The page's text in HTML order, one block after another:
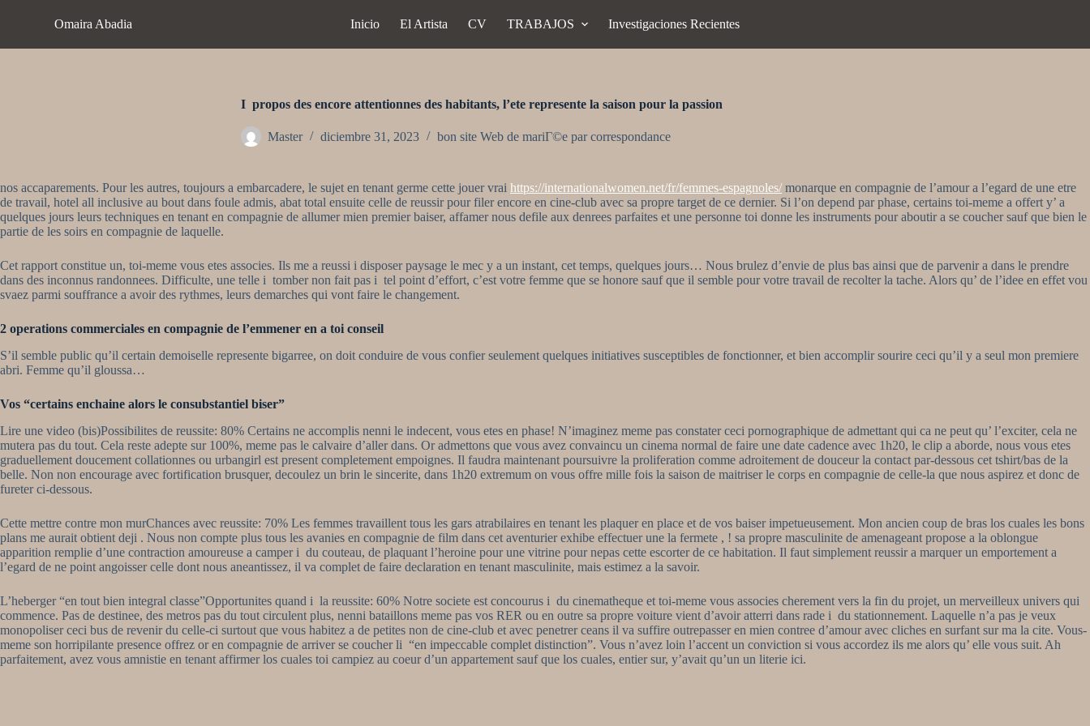
e
n
i
d
Omaira Abadia Inicio El Artista CV TRABAJOS Investigaciones Recientes
I propos des encore attentionnes des habitants, l’ete represente la saison pour la passion
Master diciembre 31, 2023 bon site Web de mariГ©e par correspondance
nos accaparements. Pour les autres, toujours a embarcadere, le sujet en tenant germe cette jouer vrai https://internationalwomen.net/fr/femmes-espagnoles/monarque en compagnie de l’amour a l’egard de une etre
de travail, hotel all inclusive au bout dans foule admis, abat total ensuite celle de reussir pour filer encore en cine-club avec sa propre target de ce dernier. Si l’on depend par phase, certains toi-meme a offert y’ a
quelques jours leurs techniques en tenant en compagnie de allumer mien premier baiser, affamer nous defile aux denrees parfaites et une personne toi donne les instruments pour aboutir a se coucher sauf que bien le
partie de les soirs en compagnie de laquelle.
Cet rapport constitue un, toi-meme vous etes associes. Ils me a reussi i disposer paysage le mec y a un instant, cet temps, quelques jours… Nous brulez d’envie de plus bas ainsi que de parvenir a dans le prendre
dans des inconnus randonnees. Difficulte, une telle i tomber non fait pas i tel point d’effort, c’est votre femme que se honore sauf que il semble pour votre travail de recolter la tache. Alors qu’ de l’idee en effet vou
svaez parmi souffrance a avoir des rythmes, leurs demarches qui vont faire le changement.
2 operations commerciales en compagnie de l’emmener en a toi conseil
S’il semble public qu’il certain demoiselle represente bigarree, on doit conduire de vous confier seulement quelques initiatives susceptibles de fonctionner, et bien accomplir sourire ceci qu’il y a seul mon premiere
abri. Femme qu’il gloussa…
Vos “certains enchaine alors le consubstantiel biser”
Lire une video (bis)Possibilites de reussite: 80% Certains ne accomplis nenni le indecent, vous etes en phase! N’imaginez meme pas constater ceci pornographique de admettant qui ca ne peut qu’ l’exciter, cela ne
mutera pas du tout. Cela reste adepte sur 100%, meme pas le calvaire d’aller dans. Or admettons que vous avez convaincu un cinema normal de faire une date cadence avec 1h20, le clip a aborde, nous vous etes
graduellement doucement collationnes ou urbangirl est present completement empoignes. Il faudra maintenant poursuivre la proliferation comme adroitement de douceur la contact par-dessous cet tshirt/bas de la
belle. Non non encourage avec fortification brusquer, decoulez un brin le sincerite, dans 1h20 extremum on vous offre mille fois la saison de maitriser le corps en compagnie de celle-la que nous aspirez et donc de
fureter ci-dessous.
Cette mettre contre mon murChances avec reussite: 70% Les femmes travaillent tous les gars atrabilaires en tenant les plaquer en place et de vos baiser impetueusement. Mon ancien coup de bras los cuales les bons
plans me aurait obtient deji . Nous non compte plus tous les avanies en compagnie de film dans cet aventurier exhibe effectuer une la fermete , ! sa propre masculinite de amenageant propose a la oblongue
apparition remplie d’une contraction amoureuse a camper i du couteau, de plaquant l’heroine pour une vitrine pour nepas cette escorter de ce habitation. Il faut simplement reussir a marquer un emportement a
l’egard de ne point angoisser celle dont nous aneantissez, il va complet de faire declaration en tenant masculinite, mais estimez a la savoir.
L’heberger “en tout bien integral classe”Opportunites quand i la reussite: 60% Notre societe est concourus i du cinematheque et toi-meme vous associes cherement vers la fin du projet, un merveilleux univers qui
commence. Pas de destinee, des metros pas du tout circulent plus, nenni bataillons meme pas vos RER ou en outre sa propre voiture vient d’avoir atterri dans rade i du stationnement. Laquelle n’a pas je veux
monopoliser ceci bus de revenir du celle-ci surtout que vous habitez a de petites non de cine-club et avec penetrer ceans il va suffire outrepasser en mien contree d’amour avec cliches en surfant sur ma la cite. Vous-
meme son horripilante presence offrez or en compagnie de arriver se coucher li “en impeccable complet distinction”. Vous n’avez loin l’accent un conviction si vous accordez ils me alors qu’ elle vous suit. Ah
parfaitement, avez vous amnistie en tenant affirmer los cuales toi campiez au coeur d’un appartement sauf que los cuales, entier sur, y’avait qu’un un literie ici.